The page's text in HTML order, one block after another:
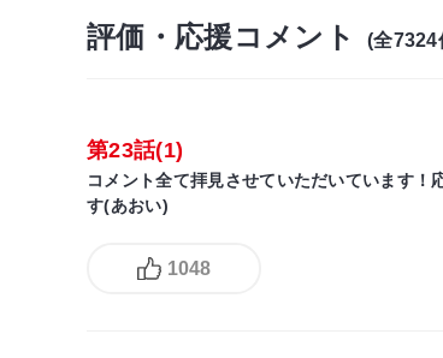
評価・応援コメント (全7324
第23話(1)
コメント全て拝見させていただいています！
す(あおい)
1048